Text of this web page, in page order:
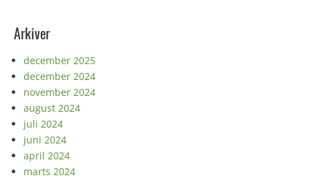
Arkiver
december 2025
december 2024
november 2024
august 2024
juli 2024
juni 2024
april 2024
marts 2024